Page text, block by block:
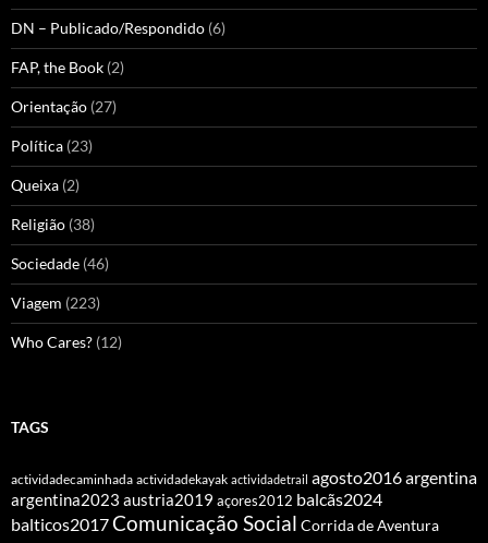
DN – Publicado/Respondido (6)
FAP, the Book (2)
Orientação (27)
Política (23)
Queixa (2)
Religião (38)
Sociedade (46)
Viagem (223)
Who Cares? (12)
TAGS
actividadecaminhada actividadekayak actividadetrail agosto2016argentina
argentina2023 austria2019 açores2012 balcãs2024
balticos2017Comunicação Social Corrida de Aventura